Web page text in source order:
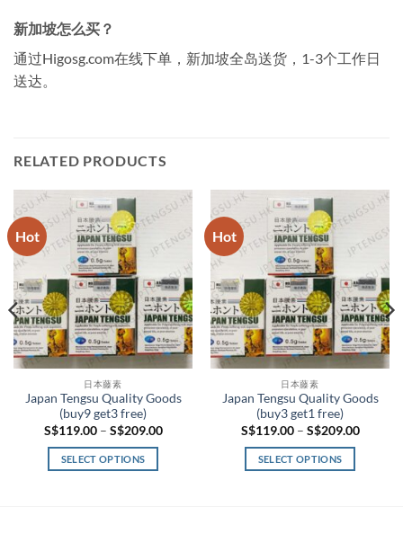
新加坡怎么买？
通过Higosg.com在线下单，新加坡全岛送货，1-3个工作日
送达。
RELATED PRODUCTS
Hot
日本藤素
Japan Tengsu Quality Goods
(buy9 get3 free)
S$119.00 – S$209.00Price
SELECT OPTIONS
Hot
日本藤素
Japan Tengsu Quality Goods
(buy3 get1 free)
S$119.00 – S$209.00Price
SELECT OPTIONS